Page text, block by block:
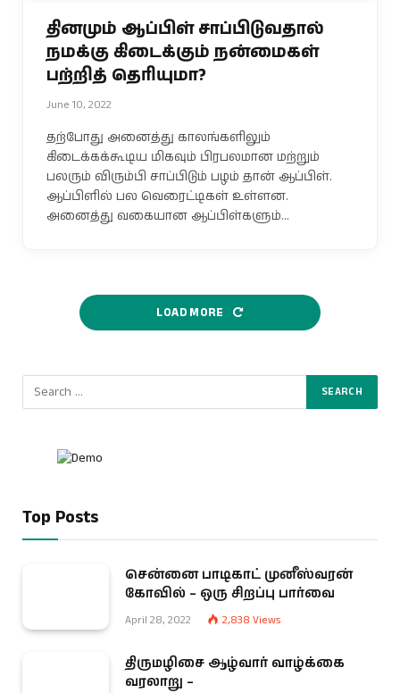
தினமும் ஆப்பிள் சாப்பிடுவதால்
நமக்கு கிடைக்கும் நன்மைகள்
பற்றித் தெரியுமா?
June 10, 2022
தற்போது அனைத்து காலங்களிலும்
கிடைக்கக்கூடிய மிகவும் பிரபலமான மற்றும்
பலரும் விரும்பி சாப்பிடும் பழம் தான் ஆப்பிள்.
ஆப்பிளில் பல வெரைட்டிகள் உள்ளன.
அனைத்து வகையான ஆப்பிள்களும்…
LOAD MORE
Top Posts
சென்னை பாடிகாட் முனீஸ்வரன்
கோவில் – ஒரு சிறப்பு பார்வை
April 28, 2022 2,838 Views
திருமழிசை ஆழ்வார் வாழ்க்கை
வரலாறு –